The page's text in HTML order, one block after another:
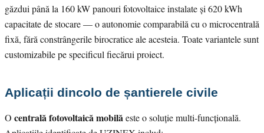
găzdui până la 160 kW panouri fotovoltaice instalate și 620 kWh
capacitate de stocare — o autonomie comparabilă cu o microcentrală
fixă, fără constrângerile birocratice ale acesteia. Toate variantele sunt
customizabile pe specificul fiecărui proiect.
Aplicații dincolo de șantierele civile
O centrală fotovoltaică mobilăeste o soluție multi-funcțională.